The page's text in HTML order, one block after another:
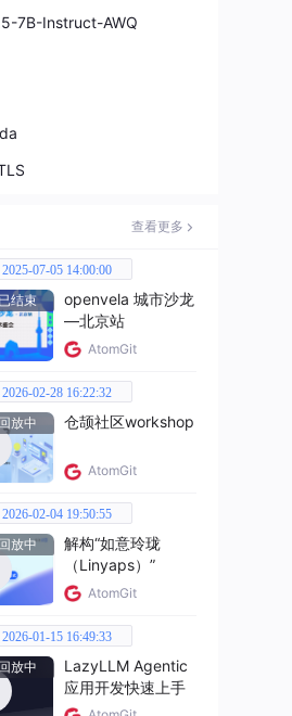
7B-Instruct-AWQ
查看更多
07-05 14:00:00
结束
openvela 城市沙龙
—北京站
AtomGit
02-28 16:22:32
回放中
仓颉社区workshop
AtomGit
02-04 19:50:55
回放中
解构“如意玲珑
（Linyaps）”
AtomGit
01-15 16:49:33
回放中
LazyLLM Agentic
应用开发快速上手